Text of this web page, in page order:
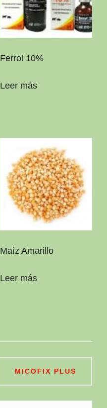
Ferrol 10%
Leer más
Maíz Amarillo
Leer más
MICOFIX PLUS